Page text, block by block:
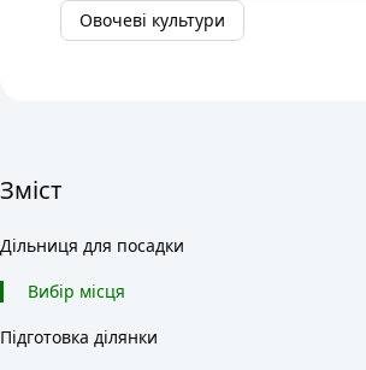
Овочеві культури
Зміст
Дільниця для посадки
Вибір місця
Підготовка ділянки